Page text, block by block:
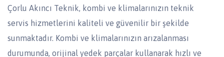
Çorlu Akıncı Teknik, kombi ve klimalarınızın teknik
servis hizmetlerini kaliteli ve güvenilir bir şekilde
sunmaktadır. Kombi ve klimalarınızın arızalanması
durumunda, orijinal yedek parçalar kullanarak hızlı ve